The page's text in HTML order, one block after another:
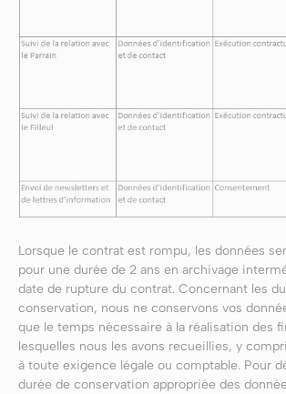
Lorsque le contrat est rompu, les données
pour une durée de 2 ans en archivage
date de rupture du contrat. Concernant les
conservation, nous ne conservons vos
que le temps nécessaire à la réalisation des
lesquelles nous les avons recueillies, y
à toute exigence légale ou comptable. Pour
durée de conservation appropriée des